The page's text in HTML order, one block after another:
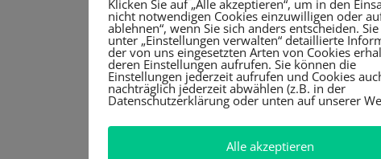
Klicken Sie auf „Alle akzeptieren“, um in den
nicht notwendigen Cookies einzuwilligen oder
ablehnen“, wenn Sie sich anders entscheiden.
unter „Einstellungen verwalten“ detaillierte
der von uns eingesetzten Arten von Cookies
deren Einstellungen aufrufen. Sie können die
Einstellungen jederzeit aufrufen und Cookies
nachträglich jederzeit abwählen (z.B. in der
Datenschutzerklärung oder unten auf unserer
Alle akzeptieren